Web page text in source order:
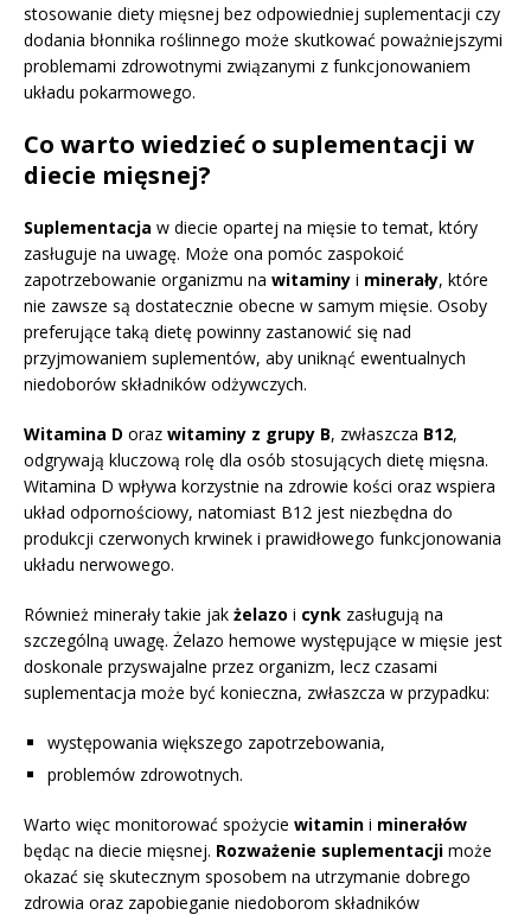
stosowanie diety mięsnej bez odpowiedniej suplementacji czy
dodania błonnika roślinnego może skutkować poważniejszymi
problemami zdrowotnymi związanymi z funkcjonowaniem
układu pokarmowego.
Co warto wiedzieć o suplementacji w
diecie mięsnej?
Suplementacja w diecie opartej na mięsie to temat, który
zasługuje na uwagę. Może ona pomóc zaspokoić
zapotrzebowanie organizmu na witaminy i minerały, które
nie zawsze są dostatecznie obecne w samym mięsie. Osoby
preferujące taką dietę powinny zastanowić się nad
przyjmowaniem suplementów, aby uniknąć ewentualnych
niedoborów składników odżywczych.
Witamina D oraz witaminy z grupy B, zwłaszcza B12,
odgrywają kluczową rolę dla osób stosujących dietę mięsna.
Witamina D wpływa korzystnie na zdrowie kości oraz wspiera
układ odpornościowy, natomiast B12 jest niezbędna do
produkcji czerwonych krwinek i prawidłowego funkcjonowania
układu nerwowego.
Również minerały takie jak żelazo i cynk zasługują na
szczególną uwagę. Żelazo hemowe występujące w mięsie jest
doskonale przyswajalne przez organizm, lecz czasami
suplementacja może być konieczna, zwłaszcza w przypadku:
występowania większego zapotrzebowania,
problemów zdrowotnych.
Warto więc monitorować spożycie witamin i minerałów
będąc na diecie mięsnej. Rozważenie suplementacji może
okazać się skutecznym sposobem na utrzymanie dobrego
zdrowia oraz zapobieganie niedoborom składników